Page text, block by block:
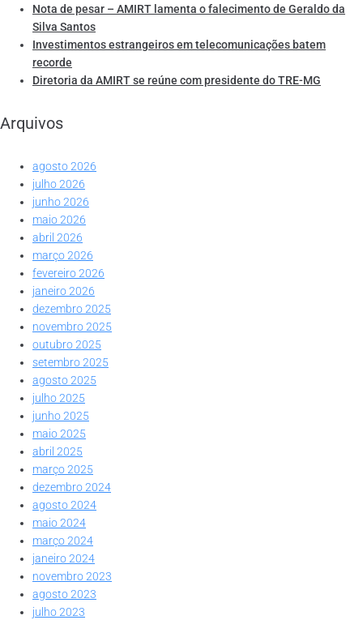
Nota de pesar – AMIRT lamenta o falecimento de Geraldo da
Silva Santos
Investimentos estrangeiros em telecomunicações batem
recorde
Diretoria da AMIRT se reúne com presidente do TRE-MG
Arquivos
agosto 2026
julho 2026
junho 2026
maio 2026
abril 2026
março 2026
fevereiro 2026
janeiro 2026
dezembro 2025
novembro 2025
outubro 2025
setembro 2025
agosto 2025
julho 2025
junho 2025
maio 2025
abril 2025
março 2025
dezembro 2024
agosto 2024
maio 2024
março 2024
janeiro 2024
novembro 2023
agosto 2023
julho 2023